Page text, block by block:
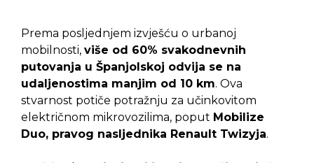
Prema posljednjem izvješću o urbanoj
mobilnosti, više od 60% svakodnevnih
putovanja u Španjolskoj odvija se na
udaljenostima manjim od 10 km. Ova
stvarnost potiče potražnju za učinkovitom
električnom mikrovozilima, poput Mobilize
Duo, pravog nasljednika Renault Twizyja.